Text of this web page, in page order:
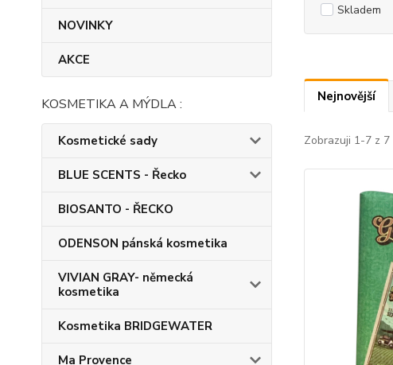
NOVINKY
AKCE
KOSMETIKA A MÝDLA :
Kosmetické sady
BLUE SCENTS - Řecko
BIOSANTO - ŘECKO
ODENSON pánská kosmetika
VIVIAN GRAY- německá
kosmetika
Kosmetika BRIDGEWATER
Ma Provence
Skladem
Nejnovější
Zobrazuji 1-7 z 7